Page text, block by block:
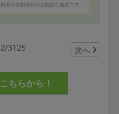
はとても手がつけられずにい
。これまで棚の中は物が落ち
久しぶりに「料理が楽しい」
も手をつけることができ、家
することができました。自分
変化は得られなかったと思い
者の依頼当時の主観的な感想です。
3125 次へ